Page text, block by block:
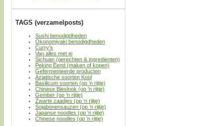
TAGS (verzamelposts)
Sushi benodigdheden
Okonomiyaki benodigdheden
Curry’s
Van alles met ei
Sichuan (gerechten & ingredienten)
Peking Eend (maken of kopen)
Gefermenteerde producten
Aziatische soorten Kool
Basilicum soorten (op ’n rijtje)
Chinese Bieslook (op ’n rijtje)
Gember (op ’n rijtje)
Zwarte zaadjes (op ’n rijtje)
Sojabonensauzen (op ’n rijtje)
Japanse noodles (op ’n rijtje)
Chinese noodles (op ’n rijtje)